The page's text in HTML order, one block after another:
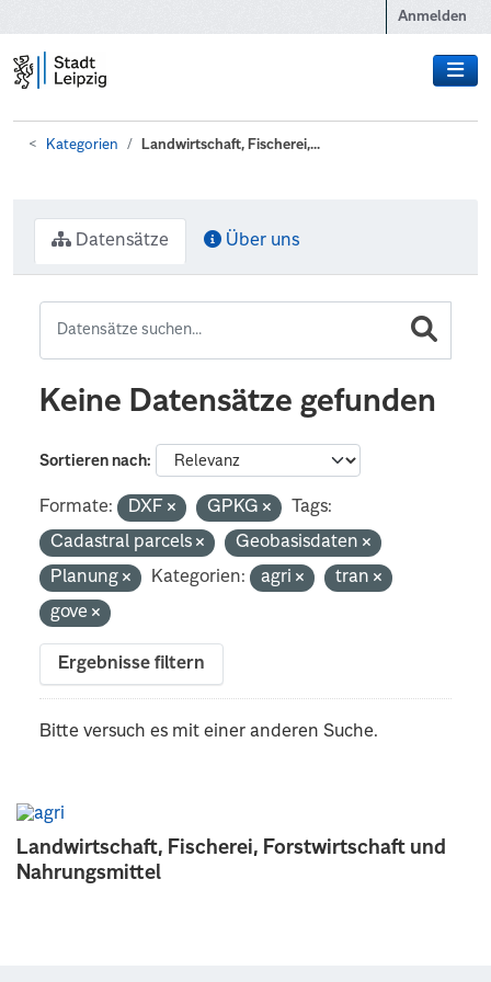
Anmelden
Kategorien Landwirtschaft, Fischerei,...
Landwirtschaft, Fischerei, Forstwirtschaft und
Nahrungsmittel
Datensätze Über uns
Keine Datensätze gefunden
Sortieren nach
Formate: DXF GPKG
Tags:
Cadastral parcels
Geobasisdaten
Planung
Kategorien: agri
tran
gove
Ergebnisse filtern
Bitte versuch es mit einer anderen Suche.